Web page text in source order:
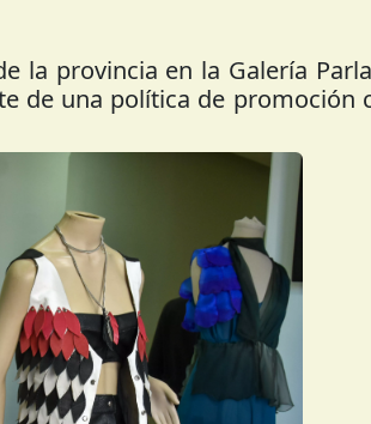
la provincia en la Galería
de una política de promoción